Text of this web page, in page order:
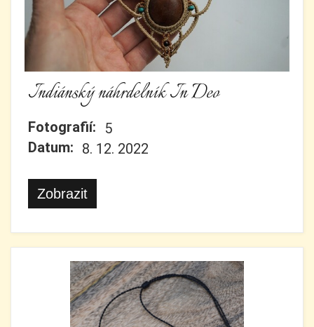
Indiánský náhrdelník In Deo
Fotografií:
5
Datum: 8. 12. 2022
Zobrazit